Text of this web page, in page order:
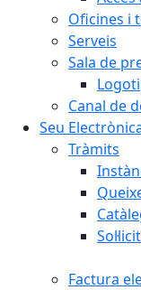
Oficines i
Serveis
Sala de
Canal de
Seu
Tràmits
Factura